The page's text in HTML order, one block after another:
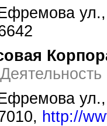
http://